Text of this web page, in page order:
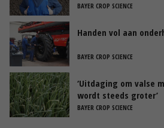
BAYER CROP SCIENCE
Handen vol aan
BAYER CROP SCIENCE
‘Uitdaging om valse
wordt steeds groter’
BAYER CROP SCIENCE